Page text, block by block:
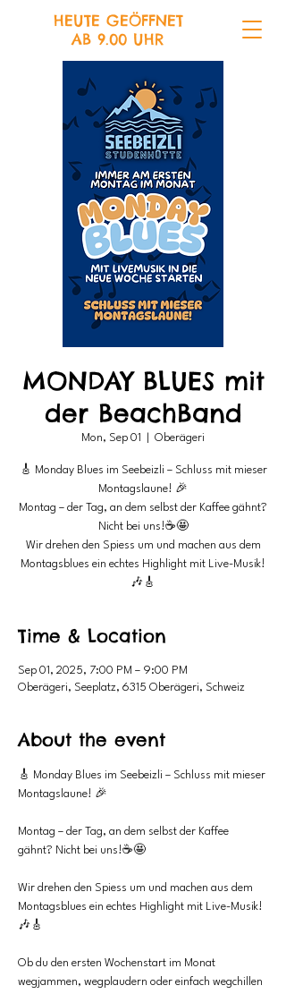
HEUTE GEÖFFNET
AB 9.00 UHR
MONDAY BLUES mit
der BeachBand
Mon, Sep 01 Oberägeri
🎸 Monday Blues im Seebeizli – Schluss mit mieser
Montagslaune! 🎉
Montag – der Tag, an dem selbst der Kaffee gähnt?
Nicht bei uns!☕️🤩
Wir drehen den Spiess um und machen aus dem
Montagsblues ein echtes Highlight mit Live-Musik!
🎶🎸
Time & Location
Sep 01, 2025, 7:00 PM – 9:00 PM
Oberägeri, Seeplatz, 6315 Oberägeri, Schweiz
About the event
🎸 Monday Blues im Seebeizli – Schluss mit mieser
Montagslaune! 🎉
Montag – der Tag, an dem selbst der Kaffee
gähnt? Nicht bei uns!☕️🤩
Wir drehen den Spiess um und machen aus dem
Montagsblues ein echtes Highlight mit Live-Musik!
🎶🎸
Ob du den ersten Wochenstart im Monat
wegjammen, wegplaudern oder einfach wegchillen